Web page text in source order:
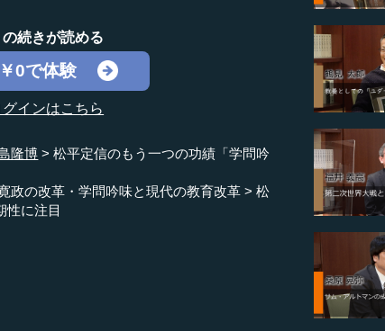
続きが読める
0で体験
インはこちら
隆博
松平定信のもう一つの功績「学問吟
政の改革・学問吟味と現代の教育改革
松
性に注目